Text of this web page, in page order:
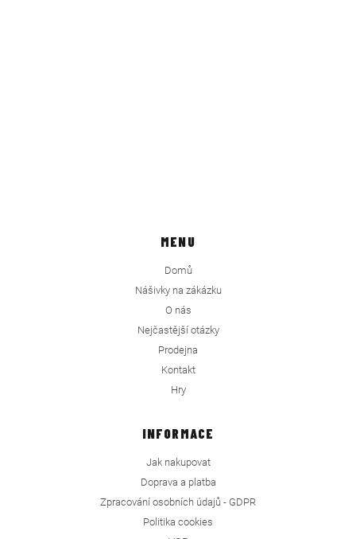
MENU
Domů
Nášivky na zákázku
O nás
Nejčastější otázky
Prodejna
Kontakt
Hry
INFORMACE
Jak nakupovat
Doprava a platba
Zpracování osobních údajů - GDPR
Politika cookies